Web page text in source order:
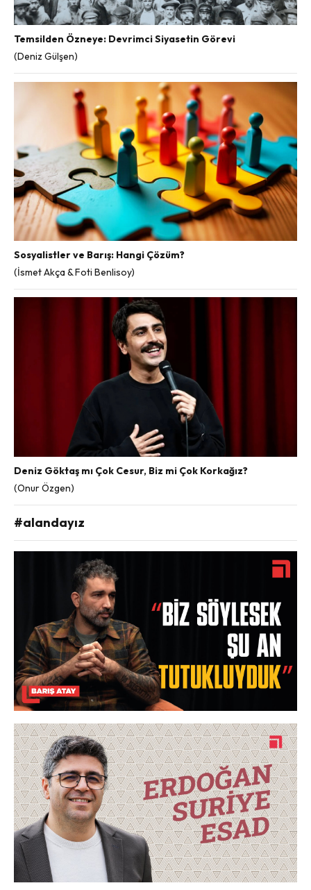
Temsilden Özneye: Devrimci Siyasetin Görevi
(Deniz Gülşen)
Sosyalistler ve Barış: Hangi Çözüm?
(İsmet Akça & Foti Benlisoy)
Deniz Göktaş mı Çok Cesur, Biz mi Çok Korkağız?
(Onur Özgen)
#alandayız